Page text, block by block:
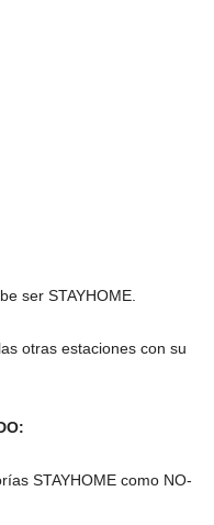
ser STAYHOME.
otras estaciones con su
STAYHOME como NO-